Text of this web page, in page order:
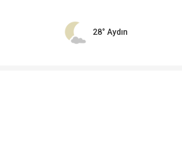
28° Aydın